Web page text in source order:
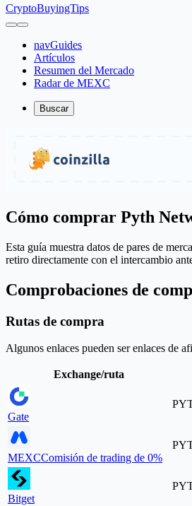
CryptoBuyingTips
navGuides
Artículos
Resumen del Mercado
Radar de MEXC
Buscar
Cómo comprar Pyth
Esta guía muestra datos de pares de
retiro directamente con el intercambio
Comprobaciones de
Rutas de compra
Algunos enlaces pueden ser enlaces de
Exchange/ruta
Gate
MEXCComisión de trading de 0%
Bitget